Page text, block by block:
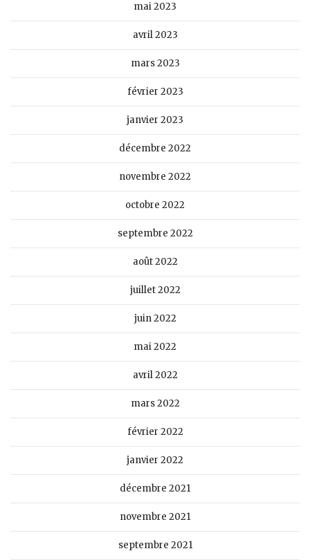
mai 2023
avril 2023
mars 2023
février 2023
janvier 2023
décembre 2022
novembre 2022
octobre 2022
septembre 2022
août 2022
juillet 2022
juin 2022
mai 2022
avril 2022
mars 2022
février 2022
janvier 2022
décembre 2021
novembre 2021
septembre 2021